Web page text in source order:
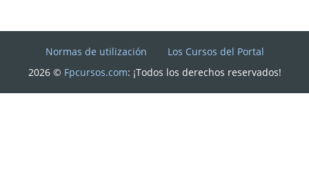
Normas de utilización
Los Cursos del Portal
2026 © Fpcursos.com: ¡Todos los derechos reservados!